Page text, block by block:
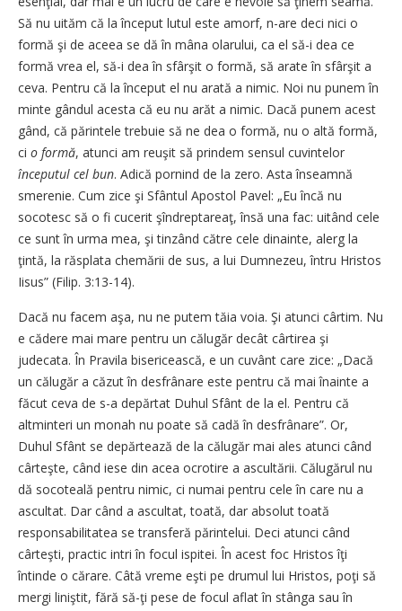
Să nu uităm că la început lutul este amorf, n-are deci nici o
formă şi de aceea se dă în mâna olarului, ca el să-i dea ce
formă vrea el, să-i dea în sfârşit o formă, să arate în sfârşit a
ceva. Pentru că la început el nu arată a nimic. Noi nu punem în
minte gândul acesta că eu nu arăt a nimic. Dacă punem acest
gând, că părintele trebuie să ne dea o formă, nu o altă formă,
ci o formă, atunci am reuşit să prindem sensul cuvintelor
începutul cel bun. Adică pornind de la zero. Asta înseamnă
smerenie. Cum zice şi Sfântul Apostol Pavel: „Eu încă nu
socotesc să o fi cucerit şîndreptareaţ, însă una fac: uitând cele
ce sunt în urma mea, şi tinzând către cele dinainte, alerg la
ţintă, la răsplata chemării de sus, a lui Dumnezeu, întru Hristos
Iisus” (Filip. 3:13-14).
Dacă nu facem aşa, nu ne putem tăia voia. Şi atunci cârtim. Nu
e cădere mai mare pentru un călugăr decât cârtirea şi
judecata. În Pravila bisericească, e un cuvânt care zice: „Dacă
un călugăr a căzut în desfrânare este pentru că mai înainte a
făcut ceva de s-a depărtat Duhul Sfânt de la el. Pentru că
altminteri un monah nu poate să cadă în desfrânare”. Or,
Duhul Sfânt se depărtează de la călugăr mai ales atunci când
cârteşte, când iese din acea ocrotire a ascultării. Călugărul nu
dă socoteală pentru nimic, ci numai pentru cele în care nu a
ascultat. Dar când a ascultat, toată, dar absolut toată
responsabilitatea se transferă părintelui. Deci atunci când
cârteşti, practic intri în focul ispitei. În acest foc Hristos îţi
întinde o cărare. Câtă vreme eşti pe drumul lui Hristos, poţi să
mergi liniştit, fără să-ţi pese de focul aflat în stânga sau în